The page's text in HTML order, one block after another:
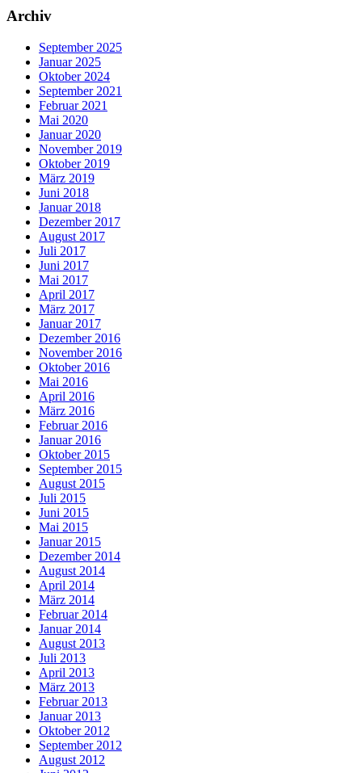
Archiv
September 2025
Januar 2025
Oktober 2024
September 2021
Februar 2021
Mai 2020
Januar 2020
November 2019
Oktober 2019
März 2019
Juni 2018
Januar 2018
Dezember 2017
August 2017
Juli 2017
Juni 2017
Mai 2017
April 2017
März 2017
Januar 2017
Dezember 2016
November 2016
Oktober 2016
Mai 2016
April 2016
März 2016
Februar 2016
Januar 2016
Oktober 2015
September 2015
August 2015
Juli 2015
Juni 2015
Mai 2015
Januar 2015
Dezember 2014
August 2014
April 2014
März 2014
Februar 2014
Januar 2014
August 2013
Juli 2013
April 2013
März 2013
Februar 2013
Januar 2013
Oktober 2012
September 2012
August 2012